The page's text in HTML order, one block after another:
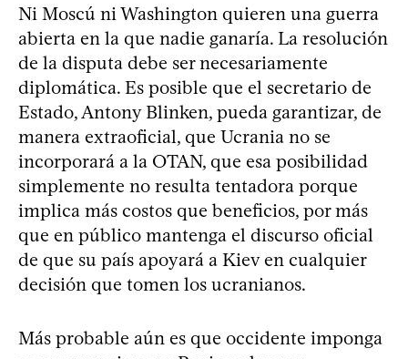
Ni Moscú ni Washington quieren una guerra
abierta en la que nadie ganaría. La resolución
de la disputa debe ser necesariamente
diplomática. Es posible que el secretario de
Estado, Antony Blinken, pueda garantizar, de
manera extraoficial, que Ucrania no se
incorporará a la OTAN, que esa posibilidad
simplemente no resulta tentadora porque
implica más costos que beneficios, por más
que en público mantenga el discurso oficial
de que su país apoyará a Kiev en cualquier
decisión que tomen los ucranianos.
Más probable aún es que occidente imponga